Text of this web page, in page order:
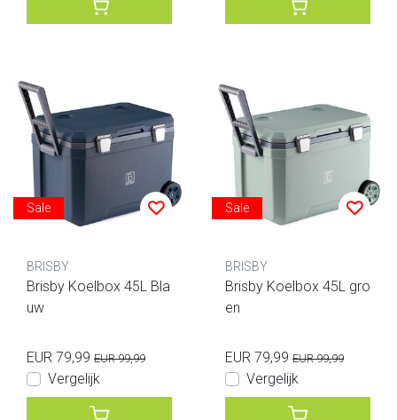
Sale
BRISBY
Brisby Koelbox 45L Bla
uw
EUR 79,99 EUR 99,99
Vergelijk
Sale
BRISBY
Brisby Koelbox 45L gro
en
EUR 79,99 EUR 99,99
Vergelijk